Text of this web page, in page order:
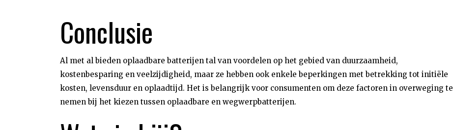
Conclusie
Al met al bieden oplaadbare batterijen tal van voordelen op het gebied van duurzaamheid,
kostenbesparing en veelzijdigheid, maar ze hebben ook enkele beperkingen met betrekking tot initiële
kosten, levensduur en oplaadtijd. Het is belangrijk voor consumenten om deze factoren in overweging te
nemen bij het kiezen tussen oplaadbare en wegwerpbatterijen.